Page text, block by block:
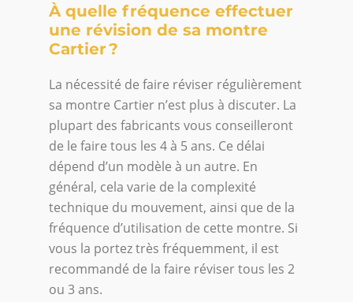
À quelle fréquence effectuer
une révision de sa montre
Cartier ?
La nécessité de faire réviser régulièrement
sa montre Cartier n’est plus à discuter. La
plupart des fabricants vous conseilleront
de le faire tous les 4 à 5 ans. Ce délai
dépend d’un modèle à un autre. En
général, cela varie de la complexité
technique du mouvement, ainsi que de la
fréquence d’utilisation de cette montre. Si
vous la portez très fréquemment, il est
recommandé de la faire réviser tous les 2
ou 3 ans.